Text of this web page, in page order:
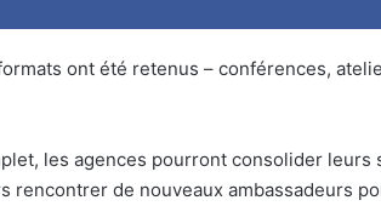
ont été retenus – conférences,
les agences pourront consolider leurs
rencontrer de nouveaux ambassadeurs